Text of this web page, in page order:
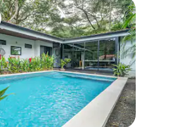
วิว